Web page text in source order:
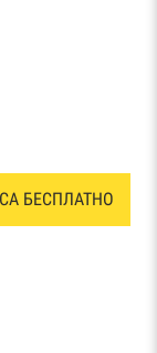
БЕСПЛАТНО